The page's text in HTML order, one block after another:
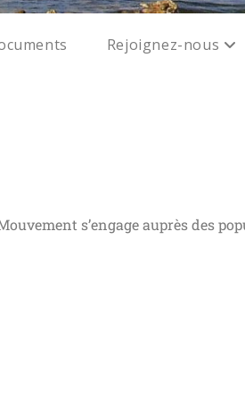
Rejoignez-nous
s’engage auprès des